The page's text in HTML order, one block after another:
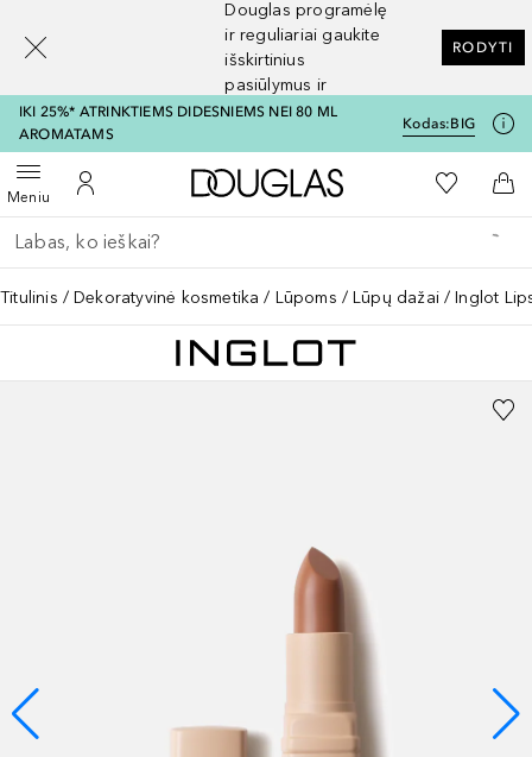
Douglas programėlę
ir reguliariai gaukite
išskirtinius
pasiūlymus ir
nuolaidas
RODYTI
IKI 25%* ATRINKTIEMS DIDESNIEMS NEI 80 ML
AROMATAMS
Kodas:BIG
MeniuAtidaryti meniuĮ mano paskyrą
Į Douglas pagrindinį
Į mano
Į
Grįžk atgal
Vykdykite paiešką
Titulinis Dekoratyvinė kosmetika Lūpoms Lūpų dažai Inglot
[navigation.slideout.screenreader]